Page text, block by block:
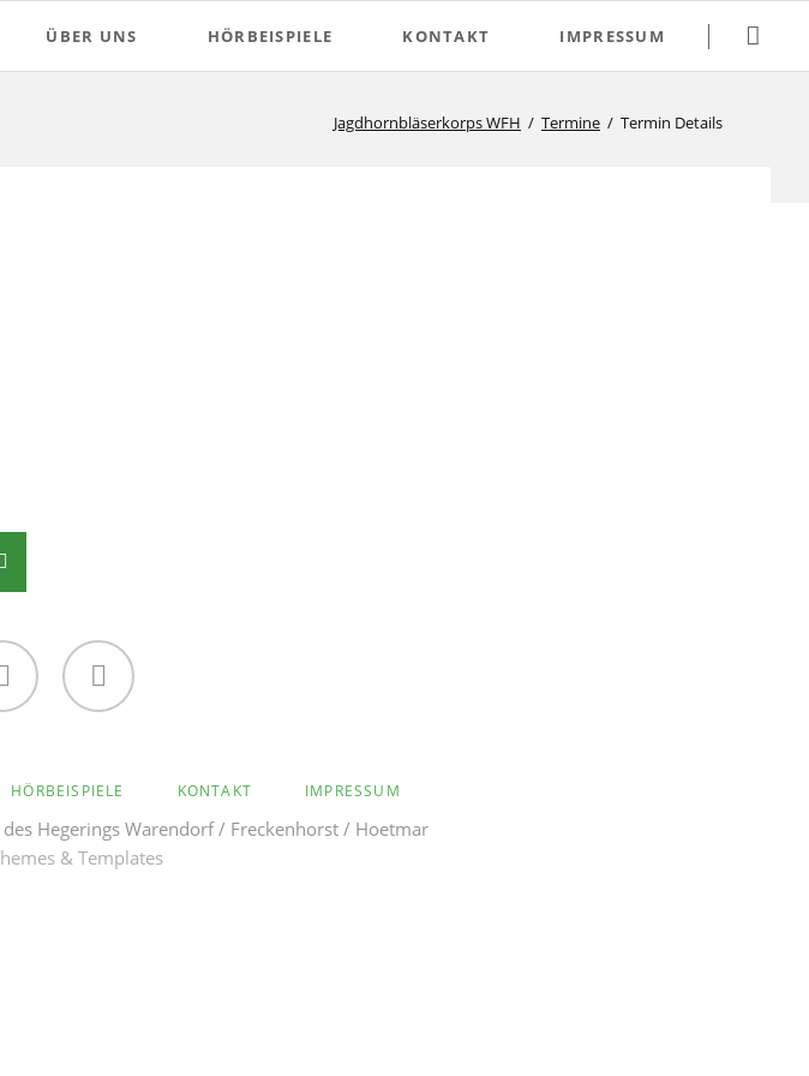
überspringen
ÜBER UNS HÖRBEISPIELE KONTAKT IMPRESSUM
Jagdhornbläserkorps WFH Termine Termin Details
HÖRBEISPIELE KONTAKT IMPRESSUM
Hegerings Warendorf / Freckenhorst / Hoetmar
& Templates